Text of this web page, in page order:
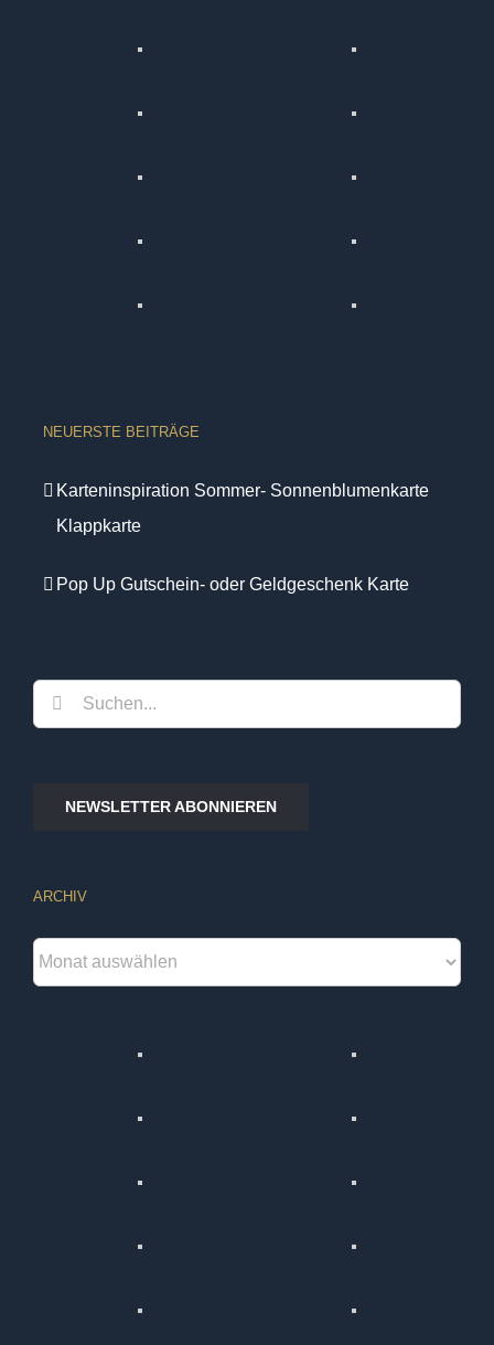
NEUERSTE BEITRÄGE
Karteninspiration Sommer- Sonnenblumenkarte
Klappkarte
Pop Up Gutschein- oder Geldgeschenk Karte
Suche
nach:
NEWSLETTER ABONNIEREN
ARCHIV
Archiv